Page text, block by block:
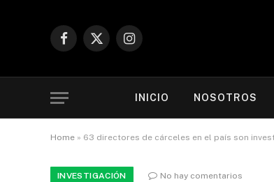
Facebook
X
Instagram
INICIO NOSOTROS
Home » 63 directores de cárceles en el país son
INVESTIGACIÓN No hay comentarios